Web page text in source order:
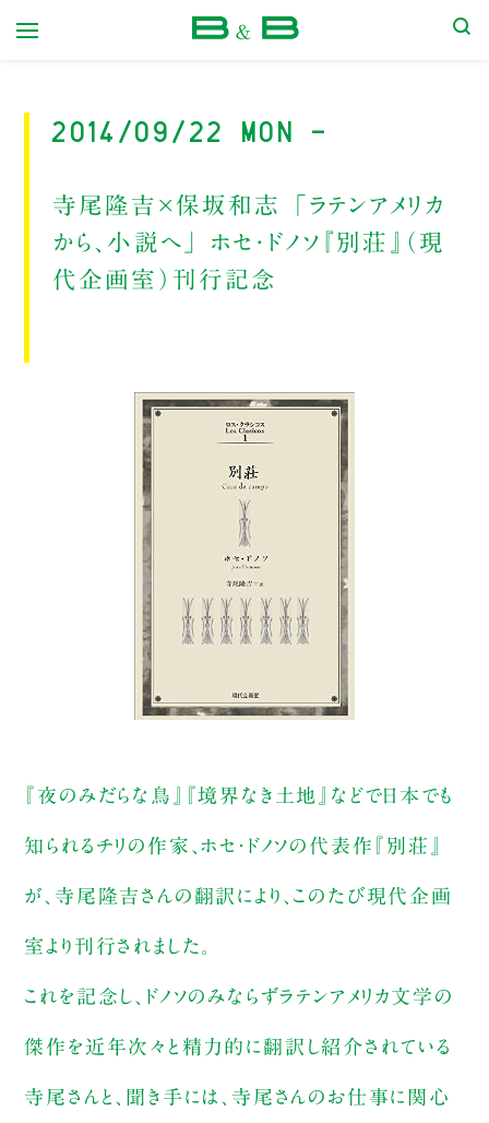
2014/09/22 Mon -
寺尾隆吉×保坂和志 「ラテンアメリカ
から、小説へ」 ホセ・ドノソ『別荘』（現
代企画室）刊行記念
『夜のみだらな鳥』『境界なき土地』などで日本でも
知られるチリの作家、ホセ・ドノソの代表作『別荘』
が、寺尾隆吉さんの翻訳により、このたび現代企画
室より刊行されました。
これを記念し、ドノソのみならずラテンアメリカ文学の
傑作を近年次々と精力的に翻訳し紹介されている
寺尾さんと、聞き手には、寺尾さんのお仕事に関心